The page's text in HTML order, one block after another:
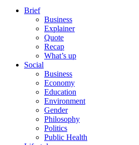
Brief
Business
Explainer
Quote
Recap
What’s up
Social
Business
Economy
Education
Environment
Gender
Philosophy
Politics
Public Health